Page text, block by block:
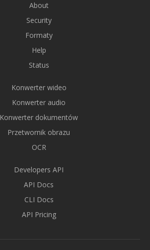
About
Security
Formaty
Help
Status
Konwerter wideo
Konwerter audio
Konwerter dokumentów
Przetwornik obrazu
OCR
Developers API
API Docs
CLI Docs
API Pricing